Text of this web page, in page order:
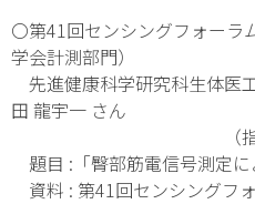
〇第41回センシングフォーラ
学会計測部門）
先進健康科学研究科生体
田 龍宇一 さん
（指導教員 :
題目 :「臀部筋電信号測定に
資料 : 第41回センシングフ